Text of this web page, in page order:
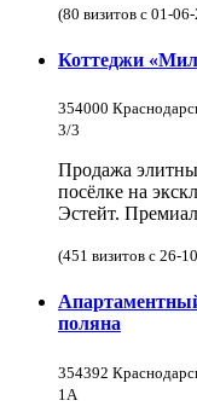
(80 визитов с 01-
Коттеджи
354000
3/3
Продажа
посёлке на
Эстейт.
(451 визитов с 26-
поляна
354392
1А